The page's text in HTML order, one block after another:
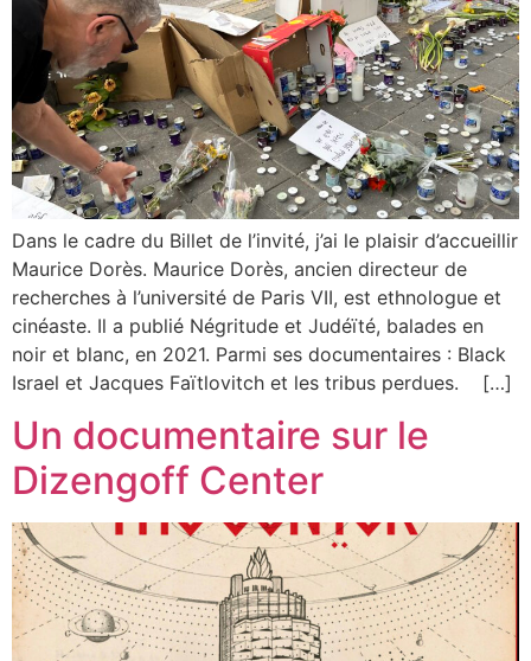
Dans le cadre du Billet de l’invité, j’ai le plaisir d’accueillir
Maurice Dorès. Maurice Dorès, ancien directeur de
recherches à l’université de Paris VII, est ethnologue et
cinéaste. Il a publié Négritude et Judéïté, balades en
noir et blanc, en 2021. Parmi ses documentaires : Black
Israel et Jacques Faïtlovitch et les tribus perdues. […]
Un documentaire sur le
Dizengoff Center